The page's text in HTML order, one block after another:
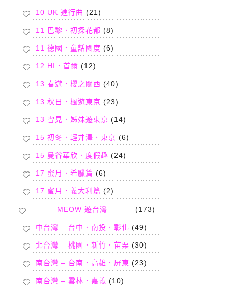
10 UK 進行曲 (21)
11 巴黎．初探花都 (8)
11 德國．童話國度 (6)
12 HI．首爾 (12)
13 春遊．櫻之關西 (40)
13 秋日．楓遊東京 (23)
13 雪見．姊妹遊東京 (14)
15 初冬．輕井澤．東京 (6)
15 曼谷華欣．度假趣 (24)
17 蜜月．希臘篇 (6)
17 蜜月．義大利篇 (2)
——— MEOW 遊台灣 ——— (173)
中台灣 – 台中．南投．彰化 (49)
北台灣 – 桃園．新竹．苗栗 (30)
南台灣 – 台南．高雄．屏東 (23)
南台灣 – 雲林．嘉義 (10)